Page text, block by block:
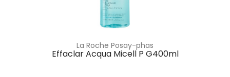
La Roche Posay-phas
Effaclar Acqua Micell P G400ml